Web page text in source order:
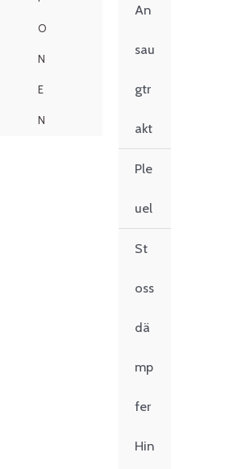
O
N
E
N
An
sau
gtr
akt
Ple
uel
St
oss
dä
mp
fer
Hin